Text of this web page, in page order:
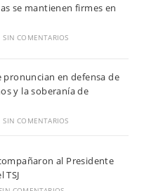
se mantienen firmes en
SIN COMENTARIOS
en defensa de
y la soberanía de
SIN COMENTARIOS
al Presidente
TSJ